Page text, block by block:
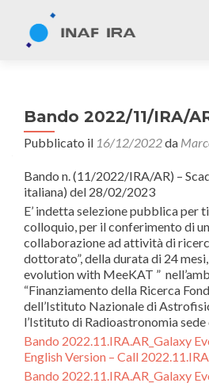
Bando 2022/11/IRA/
Pubblicato il 16/12/2022da
Bando n. (11/2022/IRA/AR) –
italiana) del 28/02/2023
E’ indetta selezione pubblica per
colloquio, per il conferimento di
collaborazione ad attività di
dottorato”, della durata di 24
evolution with MeeKAT ”
“Finanziamento della Ricerca
dell’Istituto Nazionale di
l’Istituto di Radioastronomia
Bando 2022.11.IRA.AR_Galaxy
English Version – Call
Bando 2022.11.IRA.AR_Galaxy